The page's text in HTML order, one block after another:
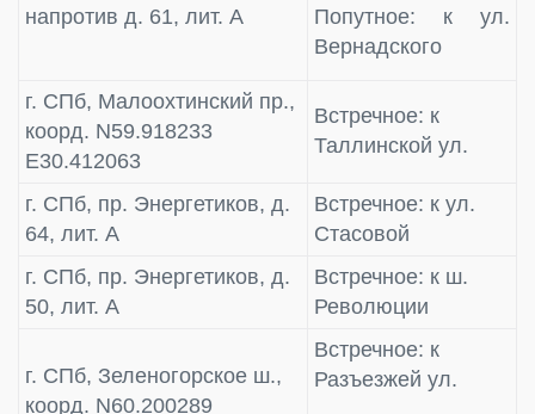
напротив д. 61, лит. А
Попутное: к ул.
Вернадского
г. СПб, Малоохтинский пр.,
коорд. N59.918233
E30.412063
Встречное: к
Таллинской ул.
г. СПб, пр. Энергетиков, д.
64, лит. А
Встречное: к ул.
Стасовой
г. СПб, пр. Энергетиков, д.
50, лит. А
Встречное: к ш.
Революции
г. СПб, Зеленогорское ш.,
коорд. N60.200289
Встречное: к
Разъезжей ул.